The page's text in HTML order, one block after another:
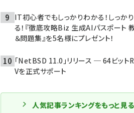
IT初心者でもしっかりわかる！しっか
る！『徹底攻略Biz 生成AIパスポート
＆問題集』を5名様にプレゼント！
「NetBSD 11.0」リリース ─ 64ビット
Vを正式サポート
人気記事ランキングをもっと見る